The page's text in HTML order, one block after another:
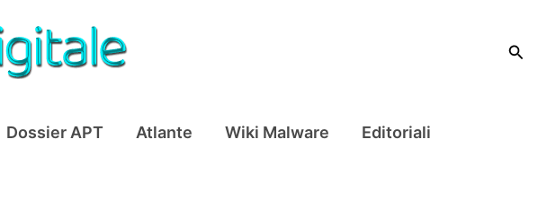
Cerca
Dossier APT Atlante Wiki Malware Editoriali